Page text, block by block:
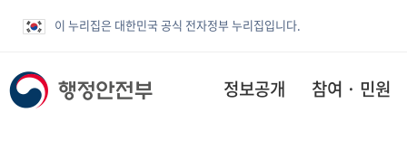
이 누리집은 대한민국 공식 전자정부 누리집입니다.
정보공개 참여 · 민원